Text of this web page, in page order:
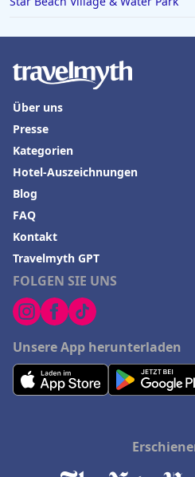
FOLGEN SIE UNS
Unsere App herunterladen
Über uns
Presse
Kategorien
Hotel-Auszeichnungen
Blog
FAQ
Kontakt
Travelmyth GPT